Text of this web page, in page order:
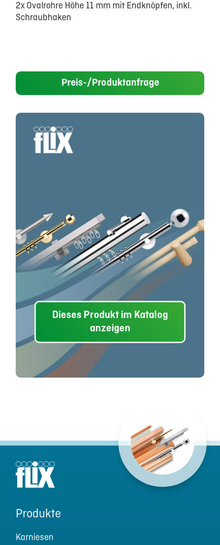
2x Ovalrohre Höhe 11 mm mit Endknöpfen, inkl.
Schraubhaken
Preis-/Produktanfrage
Dieses Produkt im Katalog
anzeigen
Produkte
Karniesen